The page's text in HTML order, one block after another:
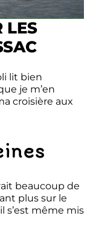
LES
lit bien
je m’en
croisière aux
beaucoup de
plus sur le
s’est même mis